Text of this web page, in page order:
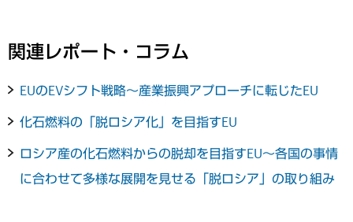
関連レポート・コラム
EUのEVシフト戦略～産業振興アプローチに転じたEU
化石燃料の「脱ロシア化」を目指すEU
ロシア産の化石燃料からの脱却を目指すEU～各国の事情
に合わせて多様な展開を見せる「脱ロシア」の取り組み